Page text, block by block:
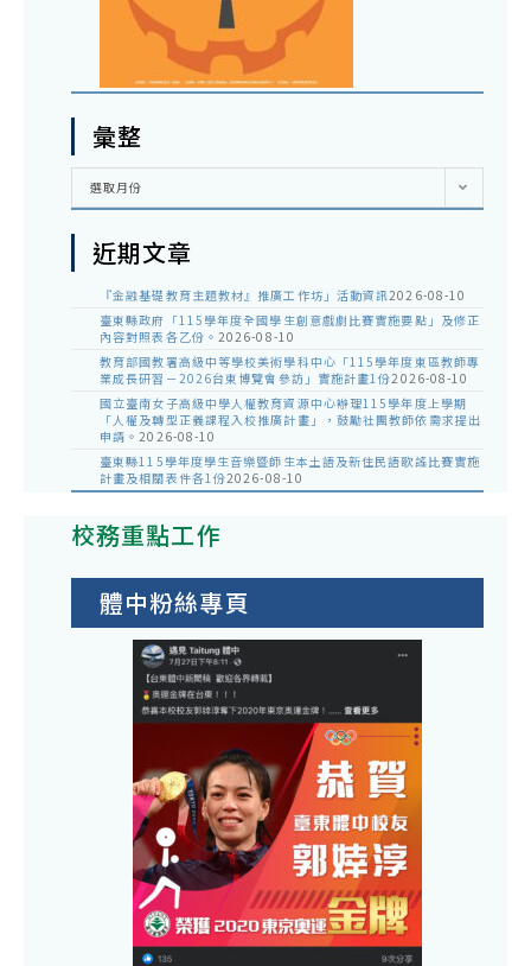
彙整
彙
選取月份
近期文章
『金融基礎教育主題教材』推廣工作坊」活動資訊2026-08-10
臺東縣政府「115學年度全國學生創意戲劇比賽實施要點」及修正
內容對照表各乙份。 2026-08-10
教育部國教署高級中等學校美術學科中心「115學年度東區教師專
業成長研習－2026台東博覽會參訪」實施計畫1份2026-08-10
國立臺南女子高級中學人權教育資源中心辦理115學年度上學期
「人權及轉型正義課程入校推廣計畫」，鼓勵社團教師依需求提出
申請。2026-08-10
臺東縣115學年度學生音樂暨師生本土語及新住民語歌謠比賽實施
計畫及相關表件各1份2026-08-10
校務重點工作
體中粉絲專頁